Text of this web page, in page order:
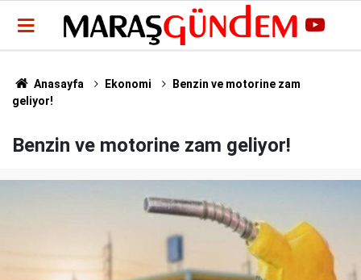
Anasayfa Ekonomi
Benzin ve motorine zam
geliyor!
Benzin ve motorine zam geliyor!